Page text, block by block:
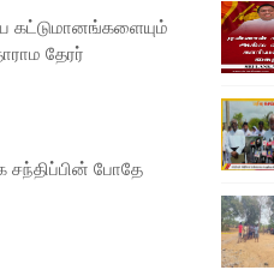
கட்டுமானங்களையும்
தேரர்
சந்திப்பின் போதே